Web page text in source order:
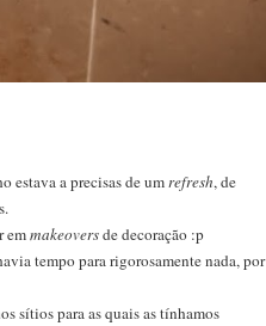
estava a precisas de umrefresh, de
emmakeoversde decoração :p
tempo para rigorosamente nada, por
sítios para as quais as tínhamos